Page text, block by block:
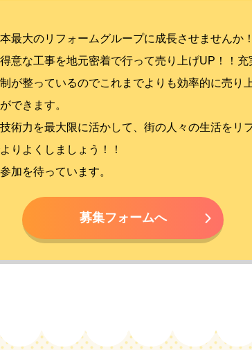
最大のリフォームグループに成長させませんか
意な工事を地元密着で行って売り上げUP！！充
が整っているのでこれまでよりも効率的に売り
できます。
術力を最大限に活かして、街の人々の生活をリ
りよくしましょう！！
加を待っています。
募集フォームへ